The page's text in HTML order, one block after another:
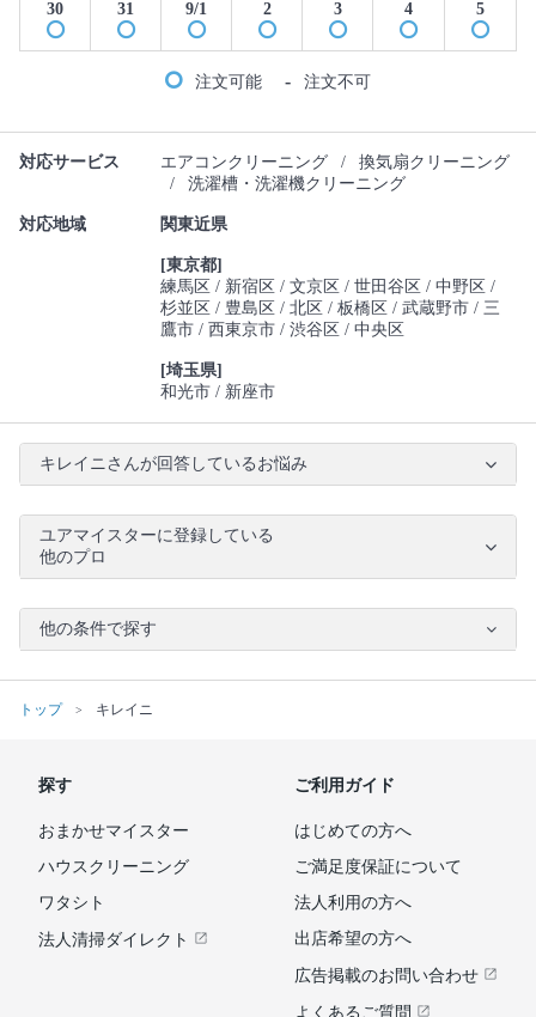
30 31 9/1 2 3 4 5
注文可能 - 注文不可
対応サービス エアコンクリーニング /
換気扇クリーニング
/
洗濯槽・洗濯機クリーニング
対応地域 関東近県
[東京都]
練馬区 新宿区 文京区 世田谷区 中野区
杉並区 豊島区 北区 板橋区 武蔵野市 三
鷹市 西東京市 渋谷区 中央区
[埼玉県]
和光市 新座市
キレイニさんが回答しているお悩み
ユアマイスターに登録している
他のプロ
他の条件で探す
トップ キレイニ
探す
おまかせマイスター
ハウスクリーニング
ワタシト
法人清掃ダイレクト
ご利用ガイド
はじめての方へ
ご満足度保証について
法人利用の方へ
出店希望の方へ
広告掲載のお問い合わせ
よくあるご質問